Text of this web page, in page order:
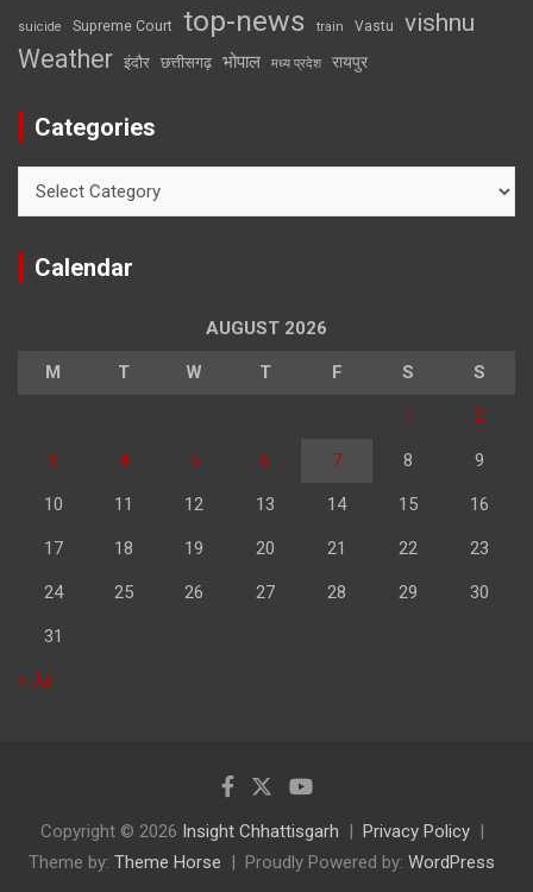
suicide Supreme Court top-news train Vastu vishnu
Weather इंदौर छत्तीसगढ़ भोपाल मध्य प्रदेश रायपुर
Categories
Calendar
AUGUST 2026
M T W T F S S
1 2
3 4 5 6 7 8 9
10 11 12 13 14 15 16
17 18 19 20 21 22 23
24 25 26 27 28 29 30
31
« Jul
Copyright © 2026 Insight Chhattisgarh
Privacy Policy
Theme by: Theme Horse Proudly Powered by: WordPress